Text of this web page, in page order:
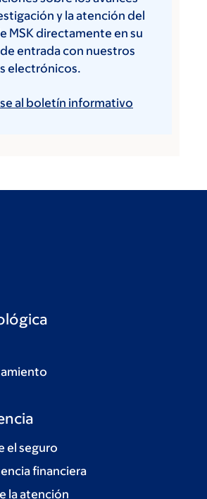
y la atención del
MSK directamente en su
entrada con nuestros
electrónicos.
al boletín informativo
el seguro
financiera
la atención